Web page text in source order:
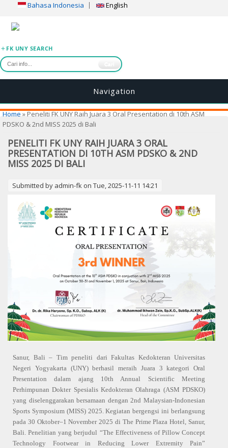
Bahasa Indonesia English
FK UNY SEARCH
Navigation
You are here
Home» Peneliti FK UNY Raih Juara 3 Oral Presentation di 10th ASM
PDSKO & 2nd MISS 2025 di Bali
PENELITI FK UNY RAIH JUARA 3 ORAL
PRESENTATION DI 10TH ASM PDSKO & 2ND
MISS 2025 DI BALI
Submitted by admin-fk on Tue, 2025-11-11 14:21
Sanur, Bali – Tim peneliti dari Fakultas Kedokteran Universitas
Negeri Yogyakarta (UNY) berhasil meraih Juara 3 kategori Oral
Presentation dalam ajang 10th Annual Scientific Meeting
Perhimpunan Dokter Spesialis Kedokteran Olahraga (ASM PDSKO)
yang diselenggarakan bersamaan dengan 2nd Malaysian-Indonesian
Sports Symposium (MISS) 2025. Kegiatan bergengsi ini berlangsung
pada 30 Oktober–1 November 2025 di The Prime Plaza Hotel, Sanur,
Bali.Penelitian yang berjudul “The Effectiveness of Pillow Concept
Technology Footwear in Reducing Lower Extremity Pain”